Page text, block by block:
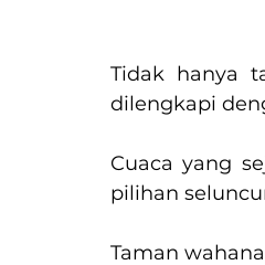
Tidak hanya
dilengkapi
Cuaca yang
pilihan
Taman